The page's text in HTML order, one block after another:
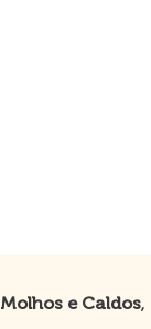
Molhos e Caldos,